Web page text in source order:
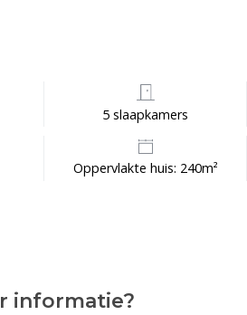
5 slaapkamers
Oppervlakte huis: 240m²
informatie?